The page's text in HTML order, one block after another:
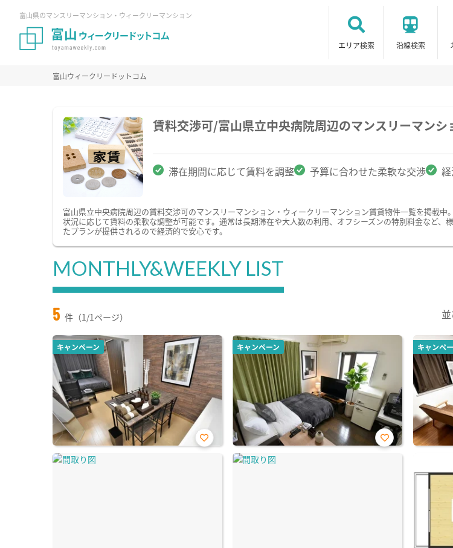
富山県のマンスリーマンション・ウィークリーマンション
エリア検索 沿線検索
富山ウィークリードットコム
賃料交渉可/富山県立中央病院周辺のマンスリーマン
滞在期間に応じて賃料を調整 予算に合わせた柔軟な交渉
富山県立中央病院周辺の賃料交渉可のマンスリーマンション・ウィークリーマンション賃貸物件一覧を掲載
状況に応じて賃料の柔軟な調整が可能です。通常は長期滞在や大人数の利用、オフシーズンの特別料金など
たプランが提供されるので経済的で安心です。
MONTHLY&WEEKLY LIST
5 件（1/1ページ）
キャンペーン
お気
キャンペーン
お気
キャンペ